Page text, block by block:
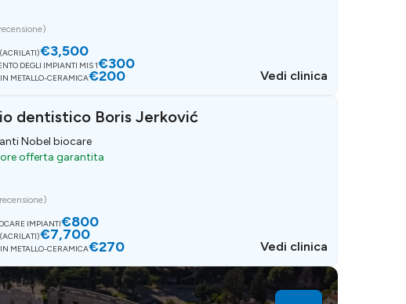
)
€3,500
DEGLI IMPIANTI MIS 1€300
METALLO-CERAMICA€200 Vedi clinica
dentistico Boris Jerković
Nobel biocare
offerta garantita
)
IMPIANTI​€800
€7,700
METALLO-CERAMICA€270 Vedi clinica